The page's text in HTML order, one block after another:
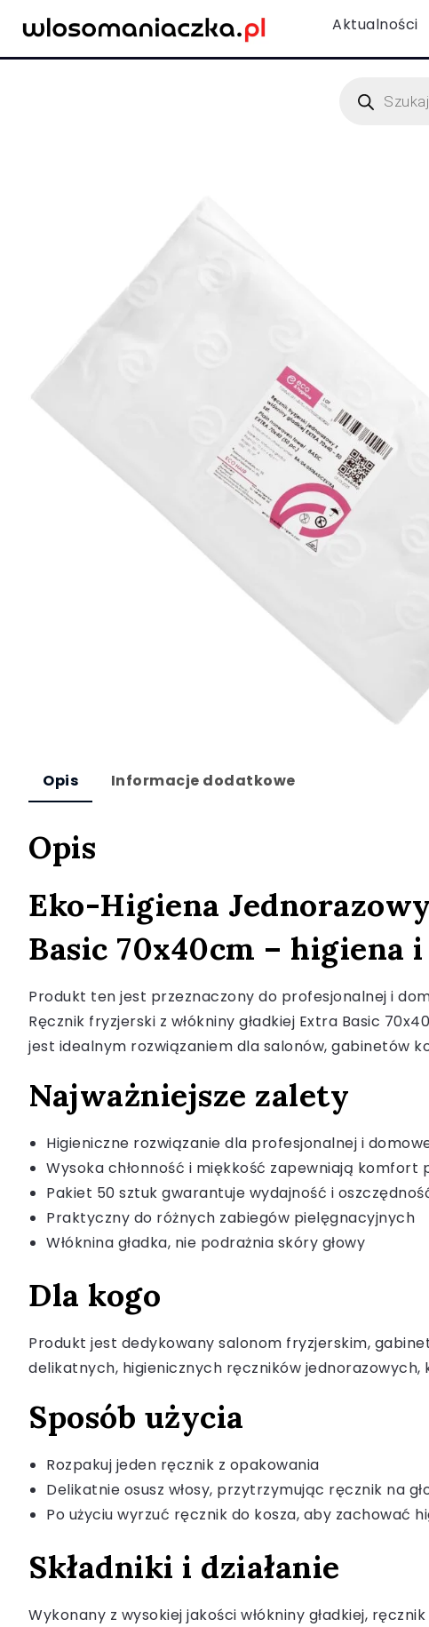
Aktualności
Opis Informacje dodatkowe
Opis
Eko-Higiena
Basic 70x40cm – higiena
Produkt ten jest przeznaczony do profesjonalnej i
Ręcznik fryzjerski z włókniny gładkiej Extra Basic
jest idealnym rozwiązaniem dla salonów, gabinetów
Najważniejsze zalety
Higieniczne rozwiązanie dla profesjonalnej i
Wysoka chłonność i miękkość zapewniają komfort
Pakiet 50 sztuk gwarantuje wydajność i
Praktyczny do różnych zabiegów pielęgnacyjnych
Włóknina gładka, nie podrażnia skóry głowy
Dla kogo
Produkt jest dedykowany salonom fryzjerskim,
delikatnych, higienicznych ręczników jednorazowych,
Sposób użycia
Rozpakuj jeden ręcznik z opakowania
Delikatnie osusz włosy, przytrzymując ręcznik na
Po użyciu wyrzuć ręcznik do kosza, aby zachować
Składniki i działanie
Wykonany z wysokiej jakości włókniny gładkiej,